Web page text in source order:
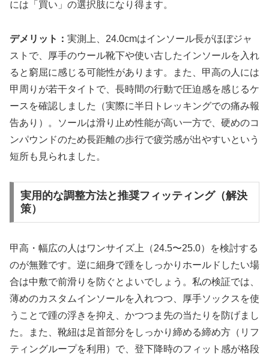
には「買い」の選択肢になり得ます。
デメリット： 実測上、24.0cmはインソール長がほぼジャ
ストで、厚手のウール靴下や使い古したインソールを入れ
ると窮屈に感じる可能性があります。また、甲高の人には
甲周りが若干タイトで、長時間の行動で圧迫感を感じるケ
ースを確認しました（実際に半日トレッキングでの痛み報
告あり）。ソールは滑り止め性能が高い一方で、硬めのコ
ンパウンドのため長距離の歩行で疲労感が出やすいという
短所も見られました。
実用的な調整方法と推奨フィッティング（解決
策）
甲高・幅広の人はワンサイズ上（24.5〜25.0）を検討する
のが無難です。逆に細身で踵をしっかりホールドしたい場
合は中敷で前滑りを防ぐとよいでしょう。私の検証では、
薄めのカスタムインソールを入れつつ、厚手ソックスを使
うことで踵の浮きを抑え、かつつま先の当たりを防げまし
た。また、靴紐は足首部分をしっかり締める締め方（リフ
ティングループを利用）で、登下降時のフィット感が格段